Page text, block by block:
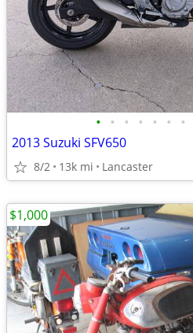
• • • • • • •
2013 Suzuki SFV650
8/2 13k mi Lancaster
$1,000